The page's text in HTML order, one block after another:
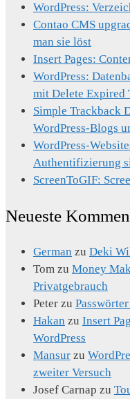
WordPress:
Contao CMS
man sie löst
Insert Pages:
WordPress:
mit Delete Expired
Simple Trackback
WordPress-Blogs
WordPress-
Authentifizierung
ScreenToGIF:
Neueste
German zu Deki
Tom zu Money
Privatgebrauch
Peter zu
Hakan zu Insert
WordPress
Mansur zu
zweiter Versuch
Josef Carnap zu